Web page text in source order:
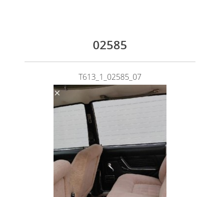
02585
T613_1_02585_07